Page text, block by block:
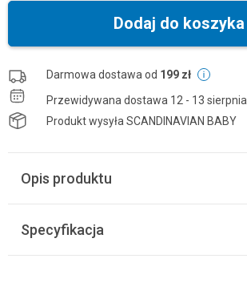
Dodaj do koszyka
Darmowa dostawa od 199 zł
Przewidywana dostawa 12 - 13 sierpnia
Produkt wysyła SCANDINAVIAN BABY
Opis produktu
Specyfikacja